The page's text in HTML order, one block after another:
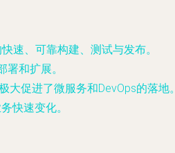
速、可靠构建、测试与发布。
和扩展。
促进了微服务和DevOps的落地。
快速变化。